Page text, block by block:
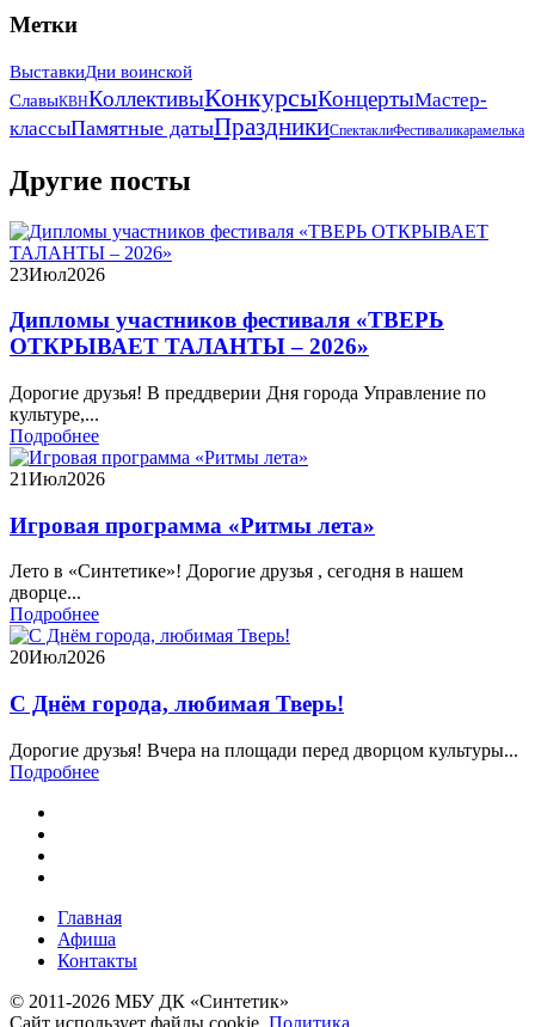
Метки
ВыставкиДни воинской
СлавыКВНКоллективыКонкурсыКонцертыМастер-
классыПамятные датыПраздникиСпектаклиФестиваликарамелька
Другие посты
23Июл2026
Дипломы участников фестиваля «ТВЕРЬ
ОТКРЫВАЕТ ТАЛАНТЫ – 2026»
Дорогие друзья! В преддверии Дня города Управление по
культуре,...
Подробнее
21Июл2026
Игровая программа «Ритмы лета»
Лето в «Синтетике»! Дорогие друзья , сегодня в нашем
дворце...
Подробнее
20Июл2026
С Днём города, любимая Тверь!
Дорогие друзья! Вчера на площади перед дворцом культуры...
Подробнее
Главная
Афиша
Контакты
© 2011-2026 МБУ ДК «Синтетик»
Сайт использует файлы cookie. Политика